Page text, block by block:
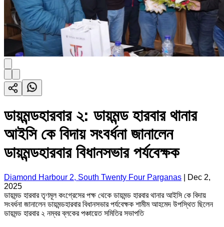
ডায়মন্ডহারবার ২: ডায়মন্ড হারবার থানার
আইসি কে বিদায় সংবর্ধনা জানালেন
ডায়মন্ডহারবার বিধানসভার পর্যবেক্ষক
Diamond Harbour 2, South Twenty Four Parganas
Dec 2,
2025
ডায়মন্ড হারবার তৃণমূল কংগ্রেসের পক্ষ থেকে ডায়মন্ড হারবার থানার আইসি কে বিদায়
সংবর্ধনা জানালেন ডায়মন্ডহারবার বিধানসভার পর্যবেক্ষক শামীম আহমেদ উপস্থিত ছিলেন
ডায়মন্ড হারবার ২ নম্বর ব্লকের পঞ্চায়েত সমিতির সভাপতি